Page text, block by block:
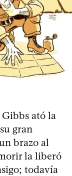
Gibbs ató la
gran
brazo al
la liberó
todavía